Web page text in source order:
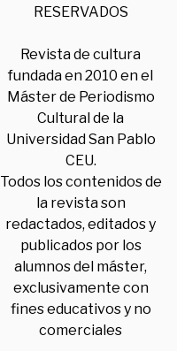
RESERVADOS
Revista de cultura
fundada en 2010 en el
Máster de Periodismo
Cultural de la
Universidad San Pablo
CEU.
Todos los contenidos de
la revista son
redactados, editados y
publicados por los
alumnos del máster,
exclusivamente con
fines educativos y no
comerciales